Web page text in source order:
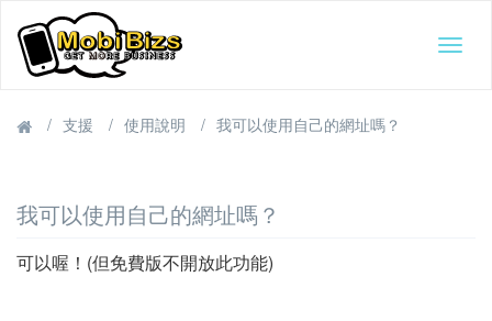
支援 使用說明 我可以使用自己的網址嗎？
我可以使用自己的網址嗎？
可以喔！(但免費版不開放此功能)